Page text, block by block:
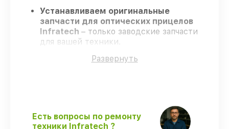
Устанавливаем оригинальные
запчасти для оптических прицелов
Infratech – только заводские запчасти
для вашей техники.
проходят регулярное обучение, что
оговоренные сроки.
Гарантийное обслуживание– на все
Развернуть
Есть вопросы по ремонту
техники Infratech ?